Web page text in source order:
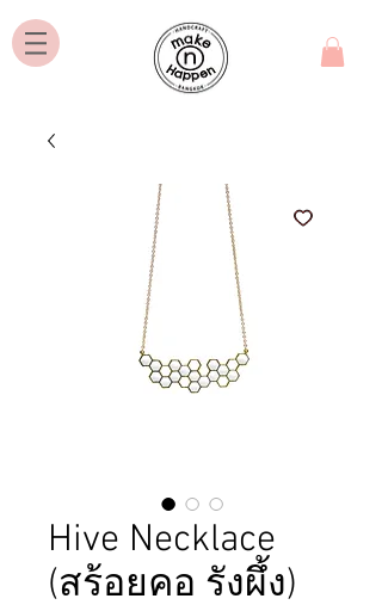
Hive Necklace
(สร้อยคอ รังผึ้ง)